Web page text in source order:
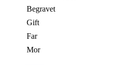
Begravet
Gift
Far
Mor